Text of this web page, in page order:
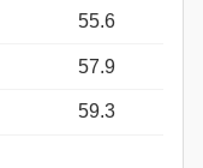
55.6
57.9
59.3